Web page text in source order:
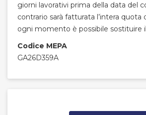
giorni lavorativi prima della data del
contrario sarà fatturata l’intera quota
ogni momento è possibile sostituire
Codice MEPA
GA26D359A